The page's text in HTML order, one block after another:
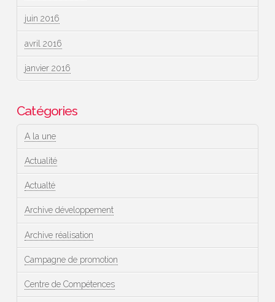
juin 2016
avril 2016
janvier 2016
Catégories
A la une
Actualité
Actualté
Archive développement
Archive réalisation
Campagne de promotion
Centre de Compétences